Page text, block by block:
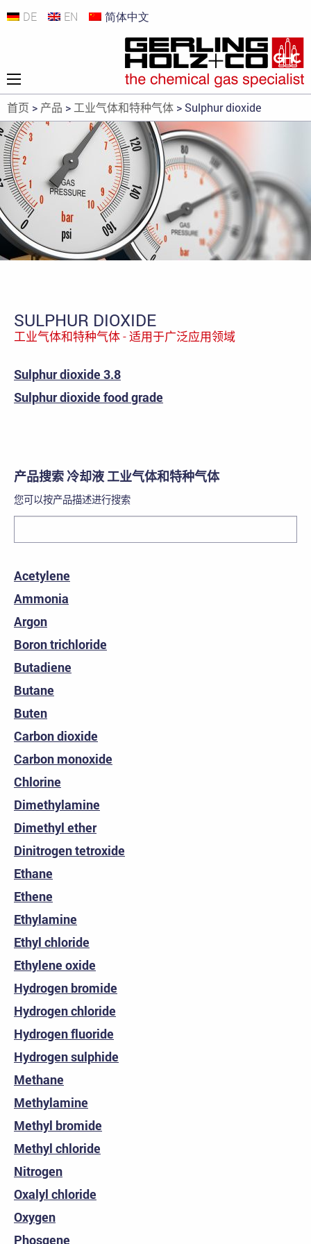
DE EN 简体中文
首页 > 产品 > 工业气体和特种气体 > Sulphur dioxide
SULPHUR DIOXIDE
工业气体和特种气体 - 适用于广泛应用领域
Sulphur dioxide 3.8
Sulphur dioxide food grade
产品搜索 冷却液 工业气体和特种气体
您可以按产品描述进行搜索
Acetylene
Ammonia
Argon
Boron trichloride
Butadiene
Butane
Buten
Carbon dioxide
Carbon monoxide
Chlorine
Dimethylamine
Dimethyl ether
Dinitrogen tetroxide
Ethane
Ethene
Ethylamine
Ethyl chloride
Ethylene oxide
Hydrogen bromide
Hydrogen chloride
Hydrogen fluoride
Hydrogen sulphide
Methane
Methylamine
Methyl bromide
Methyl chloride
Nitrogen
Oxalyl chloride
Oxygen
Phosgene